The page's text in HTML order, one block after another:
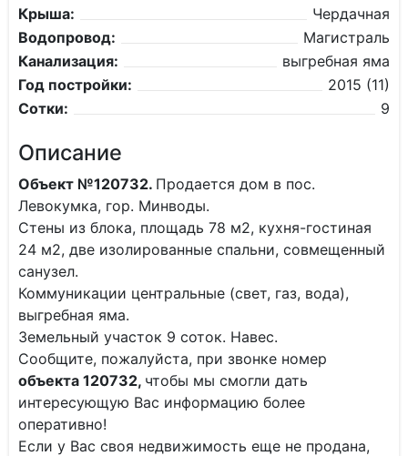
Крыша:
Чердачная
Водопровод:
Магистраль
Канализация:
выгребная яма
Год постройки:
2015 (11)
Сотки:
9
Описание
Объект №120732. Продается дом в пос.
Левокумка, гор. Минводы.
Стены из блока, площадь 78 м2, кухня-гостиная
24 м2, две изолированные спальни, совмещенный
санузел.
Коммуникации центральные (свет, газ, вода),
выгребная яма.
Земельный участок 9 соток. Навес.
Сообщите, пожалуйста, при звонке номер
объекта 120732, чтобы мы смогли дать
интересующую Вас информацию более
оперативно!
Если у Вас своя недвижимость еще не продана,